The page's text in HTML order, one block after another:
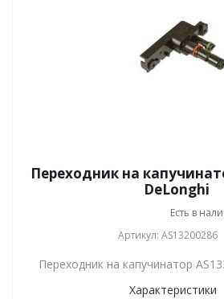
Переходник на
DeLonghi
Есть в
Артикул: AS13200286
Переходник на капучинатор
Характеристики